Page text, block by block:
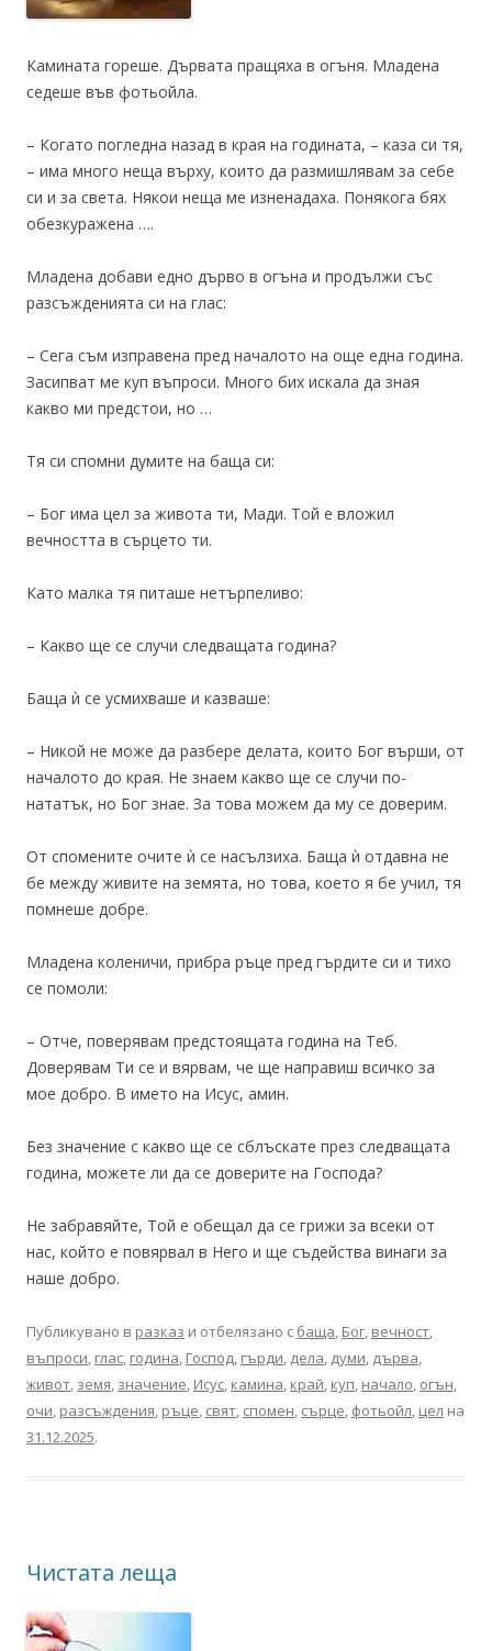
Камината гореше. Дървата пращяха в огъня. Младена
седеше във фотьойла.
– Когато погледна назад в края на годината, – каза си тя,
– има много неща върху, които да размишлявам за себе
си и за света. Някои неща ме изненадаха. Понякога бях
обезкуражена ….
Младена добави едно дърво в огъна и продължи със
разсъжденията си на глас:
– Сега съм изправена пред началото на още една година.
Засипват ме куп въпроси. Много бих искала да зная
какво ми предстои, но …
Тя си спомни думите на баща си:
– Бог има цел за живота ти, Мади. Той е вложил
вечността в сърцето ти.
Като малка тя питаше нетърпеливо:
– Какво ще се случи следващата година?
Баща ѝ се усмихваше и казваше:
– Никой не може да разбере делата, които Бог върши, от
началото до края. Не знаем какво ще се случи по-
нататък, но Бог знае. За това можем да му се доверим.
От спомените очите ѝ се насълзиха. Баща ѝ отдавна не
бе между живите на земята, но това, което я бе учил, тя
помнеше добре.
Младена коленичи, прибра ръце пред гърдите си и тихо
се помоли:
– Отче, поверявам предстоящата година на Теб.
Доверявам Ти се и вярвам, че ще направиш всичко за
мое добро. В името на Исус, амин.
Без значение с какво ще се сблъскате през следващата
година, можете ли да се доверите на Господа?
Не забравяйте, Той е обещал да се грижи за всеки от
нас, който е повярвал в Него и ще съдейства винаги за
наше добро.
Публикувано в разказ и отбелязано с баща, Бог, вечност,
въпроси, глас, година, Господ, гърди, дела, думи, дърва,
живот, земя, значение, Исус, камина, край, куп, начало, огън,
очи, разсъждения, ръце, свят, спомен, сърце, фотьойл, цел на
31.12.2025.
Чистата леща